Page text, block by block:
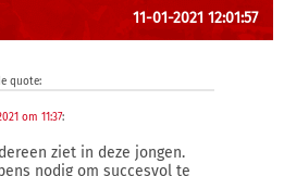
11-01-2021 12:01:57
quote:
om 11:37:
ziet in deze jongen.
nodig om succesvol te